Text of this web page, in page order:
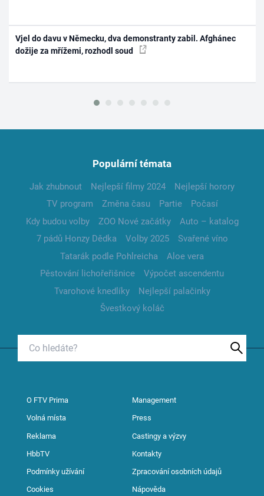
Vjel do davu v Německu, dva demonstranty zabil. Afghánec
dožije za mřížemi, rozhodl soud
Populární témata
Jak zhubnout Nejlepší filmy 2024
Nejlepší horory
TV program
Změna času Partie
Počasí
Kdy budou volby
ZOO Nové začátky
Auto – katalog
7 pádů Honzy Dědka
Volby 2025
Svařené víno
Tatarák podle Pohlreicha
Aloe vera
Pěstování lichořeřišnice
Výpočet ascendentu
Tvarohové knedlíky
Nejlepší palačinky
Švestkový koláč
O FTV Prima Management
Volná místa Press
Reklama Castingy a výzvy
HbbTV Kontakty
Podmínky užívání Zpracování osobních údajů
Cookies Nápověda